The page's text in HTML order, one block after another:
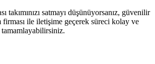
takımınızı satmayı düşünüyorsanız, güvenilir
ile iletişime geçerek süreci kolay ve